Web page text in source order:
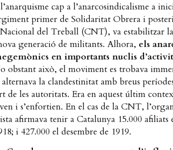
cap a l’anarcosindicalisme a
primer de Solidaritat Obrera i
del Treball (CNT), va estabilitzar
generació de militants. Alhora, els
en importants nuclis
obstant això, el moviment es trobava
la clandestinitat amb breus
de les autoritats. Era en aquest últim
i s’enfortien. En el cas de la CNT,
afirmava tenir a Catalunya 15.000
i 427.000 el desembre de 1919.